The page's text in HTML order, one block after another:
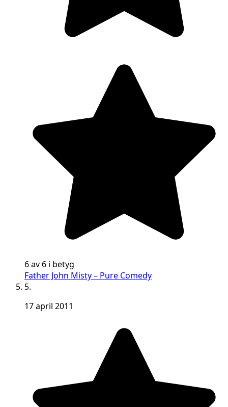
6 av 6 i betyg
Father John Misty – Pure Comedy
5.
17 april 2011